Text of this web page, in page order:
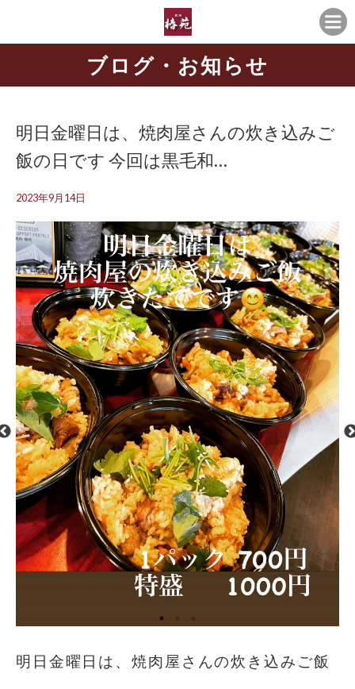
ブログ・お知らせ
明日金曜日は、焼肉屋さんの炊き込みご
飯の日です 今回は黒毛和…
2023年9月14日
動
画
プ
レ
ー
ヤ
明日金曜日は、焼肉屋さんの炊き込みご飯